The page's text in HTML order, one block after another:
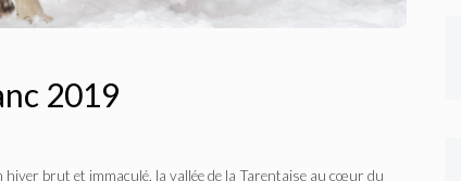
2019
brut et immaculé, la vallée de la Tarentaise au cœur du